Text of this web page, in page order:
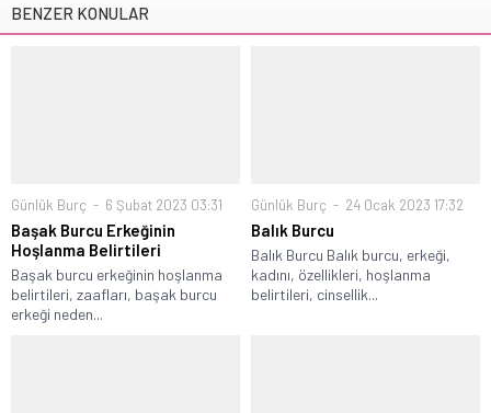
BENZER KONULAR
Günlük Burç 6 Şubat 2023 03:31
Başak Burcu Erkeğinin
Hoşlanma Belirtileri
Başak burcu erkeğinin hoşlanma
belirtileri, zaafları, başak burcu
erkeği neden...
Günlük Burç 24 Ocak 2023 17:32
Balık Burcu
Balık Burcu Balık burcu, erkeği,
kadını, özellikleri, hoşlanma
belirtileri, cinsellik...